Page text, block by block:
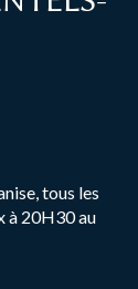
tous les
à 20H30 au